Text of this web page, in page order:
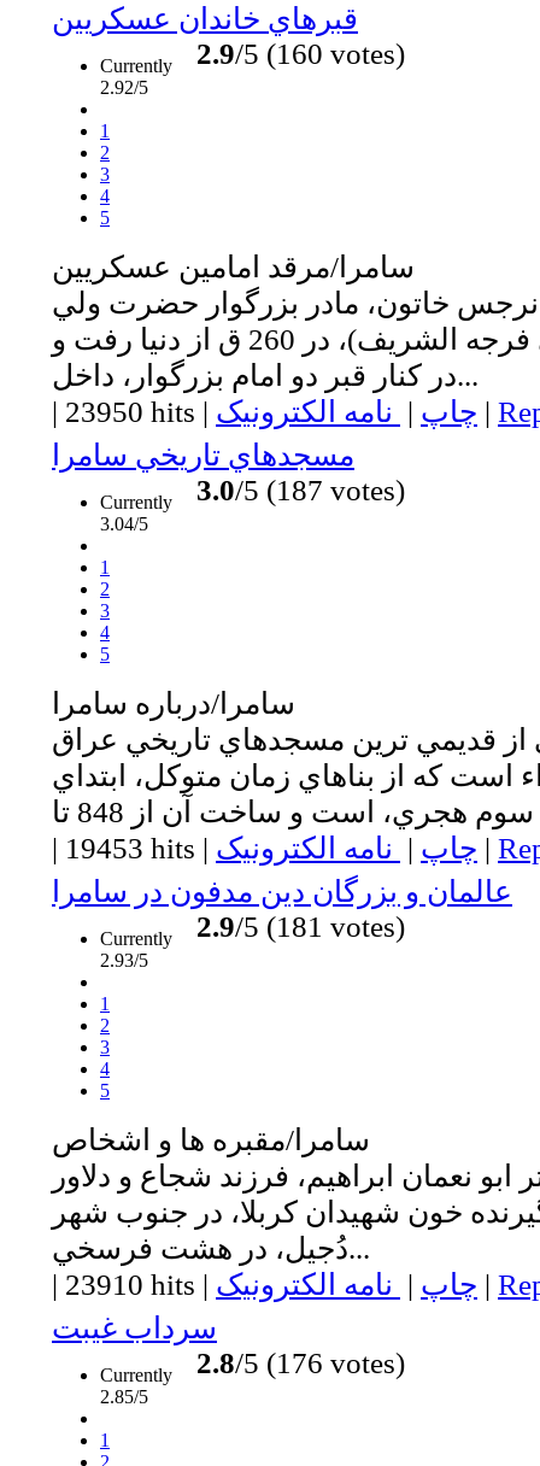
قبرهاي خاندان عسكريين
Currently
2.92/5
1
2
3
4
5
2.9/5 (160 votes)
سامرا/مرقد امامين عسكريين
خاتون، مادر بزرگوار حضرت ولي
عصر(عجل الله تعالي فرجه الشريف)، در 260 ق از دنيا رفت و
در كنار قبر دو امام بزرگوار، داخل...
| 23950 hits | چاپ | نامه الکترونیک |
مسجدهاي تاريخي سامرا
Currently
3.04/5
1
2
3
4
5
3.0/5 (187 votes)
سامرا/درباره سامرا
قديمي ترين مسجدهاي تاريخي عراق
كه از بناهاي زمان متوكل، ابتداي
| 19453 hits | چاپ | نامه الکترونیک |
عالمان و بزرگان دين مدفون در سامرا
Currently
2.93/5
1
2
3
4
5
2.9/5 (181 votes)
سامرا/مقبره ها و اشخاص
ابو نعمان ابراهيم، فرزند شجاع و دلاور
خون شهيدان كربلا، در جنوب شهر
دُجيل، در هشت فرسخي...
| 23910 hits | چاپ | نامه الکترونیک |
سرداب غيبت
Currently
2.85/5
1
2.8/5 (176 votes)